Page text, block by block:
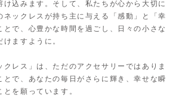
け込みます。そして、私たちが心から大切に
ネックレスが持ち主に与える「感動」と「幸
とで、心豊かな時間を過ごし、日々の小さな
ますように。
クレス」は、ただのアクセサリーではありま
とで、あなたの毎日がさらに輝き、幸せな瞬
を願っています。